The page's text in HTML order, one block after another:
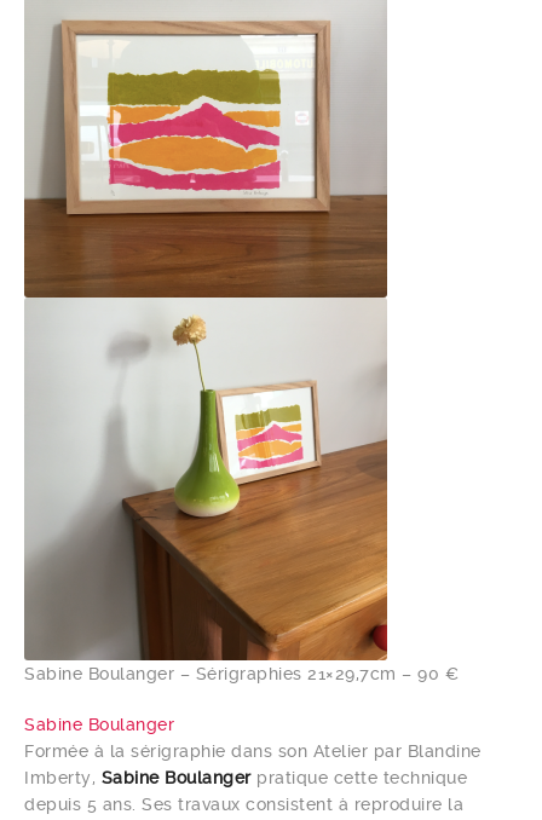
Sabine Boulanger – Sérigraphies 21×29,7cm – 90 €
Sabine Boulanger
Formée à la sérigraphie dans son Atelier par Blandine
Imberty, Sabine Boulangerpratique cette technique
depuis 5 ans. Ses travaux consistent à reproduire la